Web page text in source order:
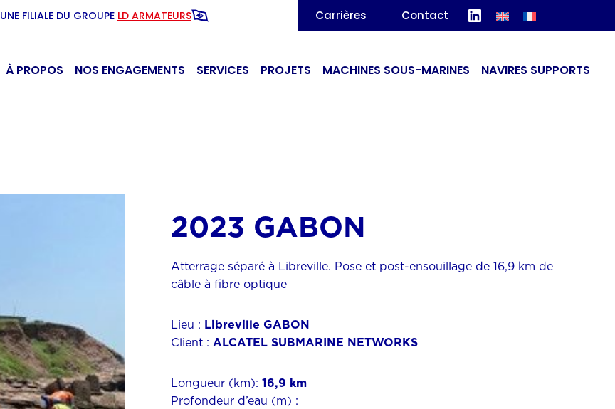
UNE FILIALE DU GROUPE LD ARMATEURS Carrières Contact LinkedIn
À PROPOS NOS ENGAGEMENTS SERVICES PROJETS MACHINES SOUS-MARINES NAVIRES SUPPORTS
2023 GABON
Atterrage séparé à Libreville. Pose et post-ensouillage de 16,9 km de
câble à fibre optique
Lieu : Libreville GABON
Client : ALCATEL SUBMARINE NETWORKS
Longueur (km): 16,9 km
Profondeur d’eau (m) :